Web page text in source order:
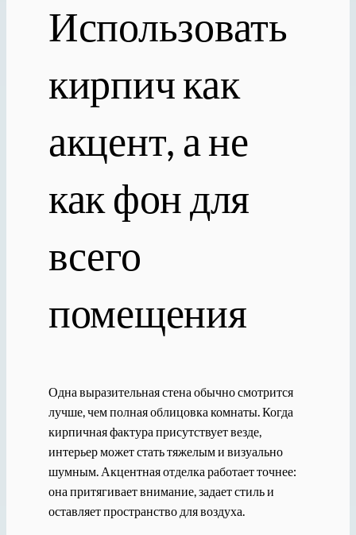
Использовать
кирпич как
акцент, а не
как фон для
всего
помещения
Одна выразительная стена обычно смотрится
лучше, чем полная облицовка комнаты. Когда
кирпичная фактура присутствует везде,
интерьер может стать тяжелым и визуально
шумным. Акцентная отделка работает точнее:
она притягивает внимание, задает стиль и
оставляет пространство для воздуха.